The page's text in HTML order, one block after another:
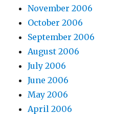
November 2006
October 2006
September 2006
August 2006
July 2006
June 2006
May 2006
April 2006